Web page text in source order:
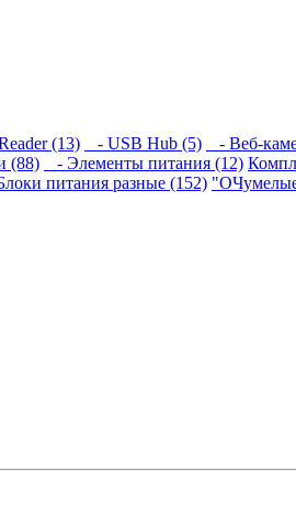
(13) - USB Hub (5) - Веб-
(88) - Элементы питания (12)
питания разные (152)